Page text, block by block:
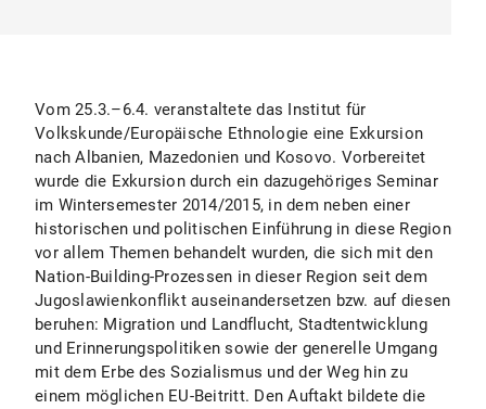
Vom 25.3.–6.4. veranstaltete das Institut für
Volkskunde/Europäische Ethnologie eine Exkursion
nach Albanien, Mazedonien und Kosovo. Vorbereitet
wurde die Exkursion durch ein dazugehöriges Seminar
im Wintersemester 2014/2015, in dem neben einer
historischen und politischen Einführung in diese Region
vor allem Themen behandelt wurden, die sich mit den
Nation-Building-Prozessen in dieser Region seit dem
Jugoslawienkonflikt auseinandersetzen bzw. auf diesen
beruhen: Migration und Landflucht, Stadtentwicklung
und Erinnerungspolitiken sowie der generelle Umgang
mit dem Erbe des Sozialismus und der Weg hin zu
einem möglichen EU-Beitritt. Den Auftakt bildete die